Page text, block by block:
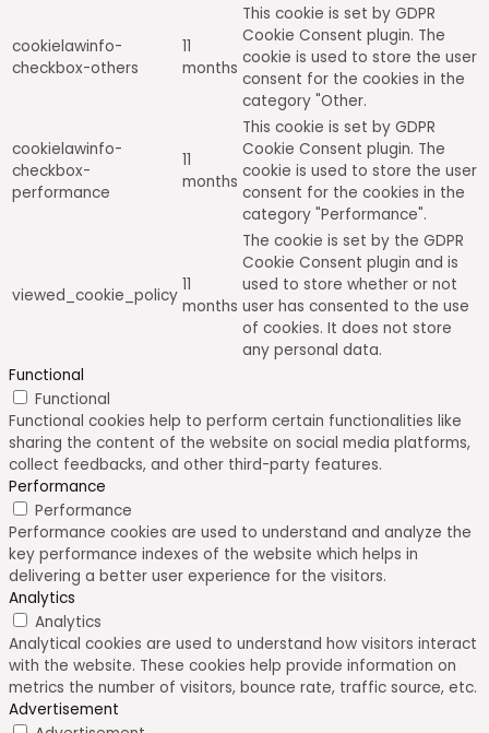
cookielawinfo-
checkbox-others
11
months
This cookie is set by GDPR
Cookie Consent plugin. The
cookie is used to store the user
consent for the cookies in the
category "Other.
cookielawinfo-
checkbox-
performance
11
months
This cookie is set by GDPR
Cookie Consent plugin. The
cookie is used to store the user
consent for the cookies in the
category "Performance".
viewed_cookie_policy
11
months
The cookie is set by the GDPR
Cookie Consent plugin and is
used to store whether or not
user has consented to the use
of cookies. It does not store
any personal data.
Functional
Functional
Functional cookies help to perform certain functionalities like
sharing the content of the website on social media platforms,
collect feedbacks, and other third-party features.
Performance
Performance
Performance cookies are used to understand and analyze the
key performance indexes of the website which helps in
delivering a better user experience for the visitors.
Analytics
Analytics
Analytical cookies are used to understand how visitors interact
with the website. These cookies help provide information on
metrics the number of visitors, bounce rate, traffic source, etc.
Advertisement